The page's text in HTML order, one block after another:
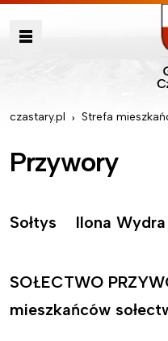
czastary.pl Strefa
Przywory
Sołtys Ilona Wydra
SOŁECTWO
mieszkańców